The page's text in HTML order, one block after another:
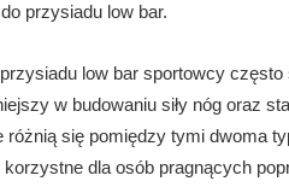
przysiadu low bar.
low bar sportowcy
w budowaniu siły nóg oraz
różnią się pomiędzy tymi dwoma
dla osób pragnących